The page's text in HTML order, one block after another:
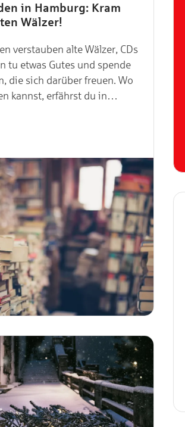
in Hamburg: Kram
Wälzer!
verstauben alte Wälzer, CDs
tu etwas Gutes und spende
die sich darüber freuen. Wo
kannst, erfährst du in